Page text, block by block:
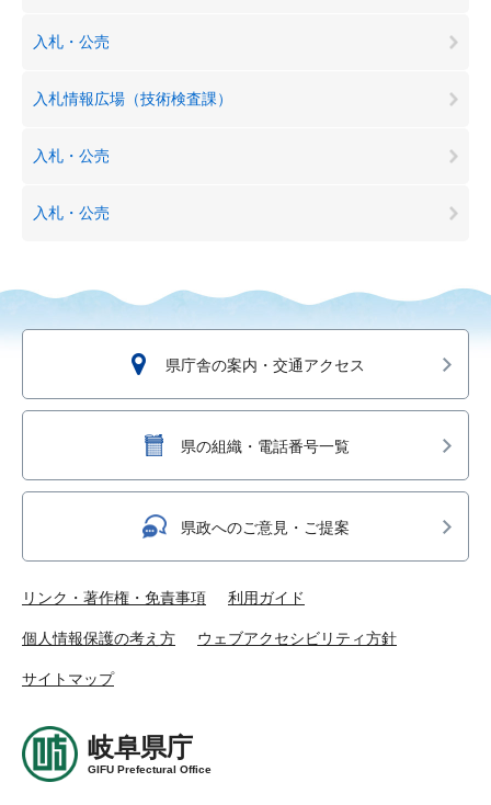
入札・公売
入札情報広場（技術検査課）
入札・公売
入札・公売
県庁舎の案内・交通アクセス
県の組織・電話番号一覧
県政へのご意見・ご提案
リンク・著作権・免責事項 利用ガイド
個人情報保護の考え方 ウェブアクセシビリティ方針
サイトマップ
岐阜県庁
GIFU Prefectural Office